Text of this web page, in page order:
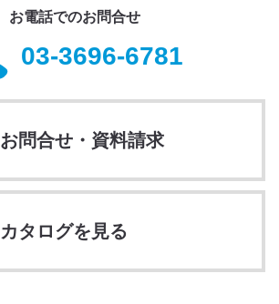
お電話でのお問合せ
03-3696-6781
お問合せ・資料請求
カタログを見る